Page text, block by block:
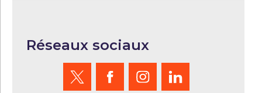
Réseaux sociaux